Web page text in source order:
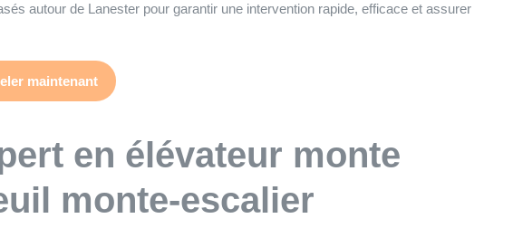
autour de Lanester pour garantir une intervention rapide, efficace et assurer
maintenant
en élévateur monte
monte-escalier